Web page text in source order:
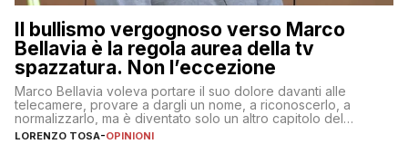
Il bullismo vergognoso verso Marco
Bellavia è la regola aurea della tv
spazzatura. Non l’eccezione
Marco Bellavia voleva portare il suo dolore davanti alle
telecamere, provare a dargli un nome, a riconoscerlo, a
normalizzarlo, ma è diventato solo un altro capitolo del
copione
LORENZO TOSA-OPINIONI